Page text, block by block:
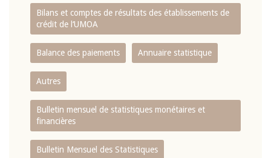
Bilans et comptes de résultats des établissements de
crédit de l‘UMOA
Balance des paiements Annuaire statistique
Autres
Bulletin mensuel de statistiques monétaires et
financières
Bulletin Mensuel des Statistiques